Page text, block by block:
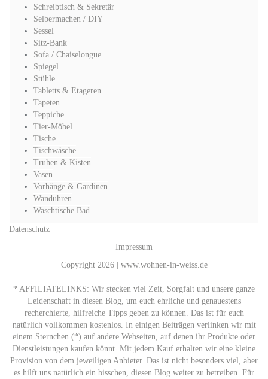
Schreibtisch & Sekretär
Selbermachen / DIY
Sessel
Sitz-Bank
Sofa / Chaiselongue
Spiegel
Stühle
Tabletts & Etageren
Tapeten
Teppiche
Tier-Möbel
Tische
Tischwäsche
Truhen & Kisten
Vasen
Vorhänge & Gardinen
Wanduhren
Waschtische Bad
Datenschutz
Impressum
Copyright 2026 | www.wohnen-in-weiss.de
* AFFILIATELINKS: Wir stecken viel Zeit, Sorgfalt und unsere ganze
Leidenschaft in diesen Blog, um euch ehrliche und genauestens
recherchierte, hilfreiche Tipps geben zu können. Das ist für euch
natürlich vollkommen kostenlos. In einigen Beiträgen verlinken wir mit
einem Sternchen (*) auf andere Webseiten, auf denen ihr Produkte oder
Dienstleistungen kaufen könnt. Mit jedem Kauf erhalten wir eine kleine
Provision von dem jeweiligen Anbieter. Das ist nicht besonders viel, aber
es hilft uns natürlich ein bisschen, diesen Blog weiter zu betreiben. Für